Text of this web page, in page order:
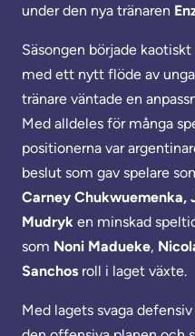
under den nya tränaren
Säsongen började
med ett nytt flöde av
tränare väntade en
Med alldeles för många
positionerna var
beslut som gav spelare
Carney Chukwuemenka,
Mudryk en minskad
som Noni Madueke,
Sanchos roll i laget växte.
Med lagets svaga